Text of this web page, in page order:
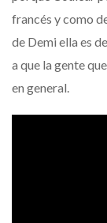
francés y como
de Demi ella es
a que la gente
en general.